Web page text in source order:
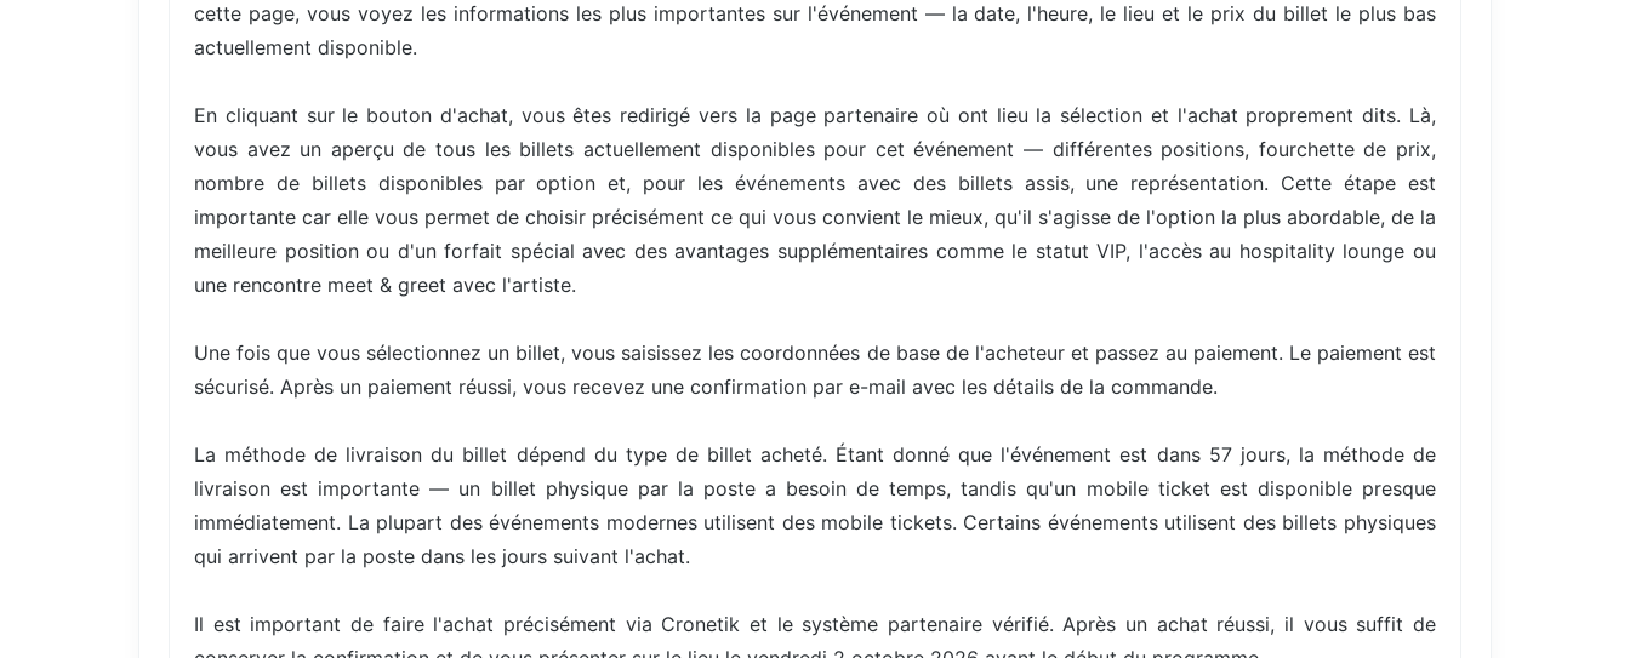
cette page, vous voyez les informations les plus importantes sur l'événement — la date, l'heure, le lieu et le prix du billet le plus bas
actuellement disponible.
En cliquant sur le bouton d'achat, vous êtes redirigé vers la page partenaire où ont lieu la sélection et l'achat proprement dits. Là,
vous avez un aperçu de tous les billets actuellement disponibles pour cet événement — différentes positions, fourchette de prix,
nombre de billets disponibles par option et, pour les événements avec des billets assis, une représentation. Cette étape est
importante car elle vous permet de choisir précisément ce qui vous convient le mieux, qu'il s'agisse de l'option la plus abordable, de la
meilleure position ou d'un forfait spécial avec des avantages supplémentaires comme le statut VIP, l'accès au hospitality lounge ou
une rencontre meet & greet avec l'artiste.
Une fois que vous sélectionnez un billet, vous saisissez les coordonnées de base de l'acheteur et passez au paiement. Le paiement est
sécurisé. Après un paiement réussi, vous recevez une confirmation par e-mail avec les détails de la commande.
La méthode de livraison du billet dépend du type de billet acheté. Étant donné que l'événement est dans 57 jours, la méthode de
livraison est importante — un billet physique par la poste a besoin de temps, tandis qu'un mobile ticket est disponible presque
immédiatement. La plupart des événements modernes utilisent des mobile tickets. Certains événements utilisent des billets physiques
qui arrivent par la poste dans les jours suivant l'achat.
Il est important de faire l'achat précisément via Cronetik et le système partenaire vérifié. Après un achat réussi, il vous suffit de